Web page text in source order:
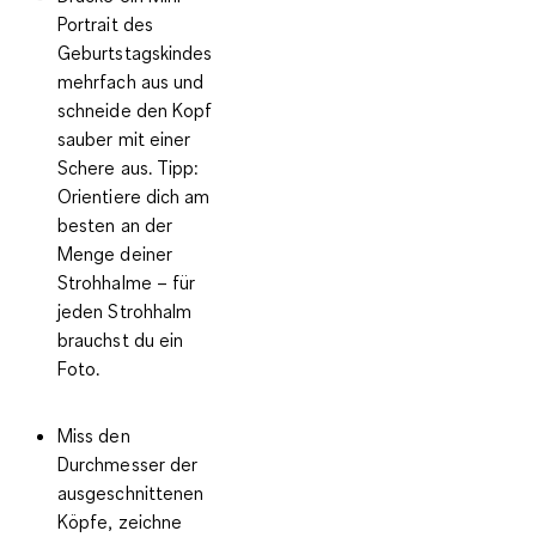
Portrait des
Geburtstagskindes
mehrfach aus und
schneide den Kopf
sauber mit einer
Schere aus. Tipp:
Orientiere dich am
besten an der
Menge deiner
Strohhalme – für
jeden Strohhalm
brauchst du ein
Foto.
Miss den
Durchmesser der
ausgeschnittenen
Köpfe, zeichne